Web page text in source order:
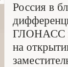
Россия в
ГЛОНАСС в
на